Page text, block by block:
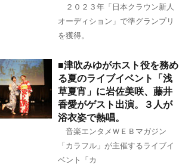
２０２３年「日本クラウン新人
オーディション」で準グランプリ
を獲得。
■津吹みゆがホスト役を務め
る夏のライブイベント「浅
草夏宵」に岩佐美咲、藤井
香愛がゲスト出演。３人が
浴衣姿で熱唱。
音楽エンタメＷＥＢマガジン
「カラフル」が主催するライブイ
ベント「カ